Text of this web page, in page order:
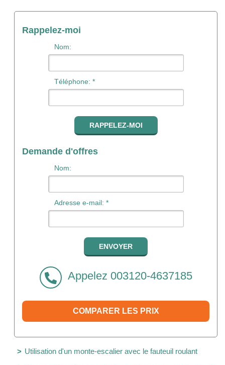
Rappelez-moi
Nom:
Téléphone: *
Demande d'offres
Nom:
Adresse e-mail: *
Appelez 003120-4637185
COMPARER LES PRIX
Utilisation d'un monte-escalier avec le fauteuil roulant